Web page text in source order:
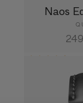
Naos